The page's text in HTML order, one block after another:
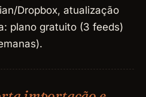
Dropbox, atualização
plano gratuito (3 feeds)